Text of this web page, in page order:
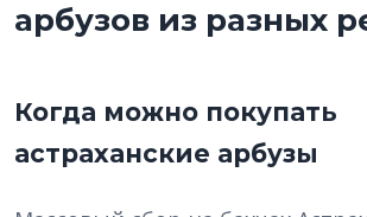
арбузов из разных
Когда можно покупать
астраханские арбузы